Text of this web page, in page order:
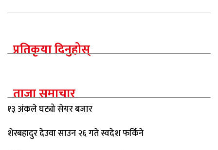
प्रतिकृया दिनुहोस्
ताजा समाचार
१३ अंकले घट्यो सेयर बजार
शेरबहादुर देउवा साउन २६ गते स्वदेश फर्किने